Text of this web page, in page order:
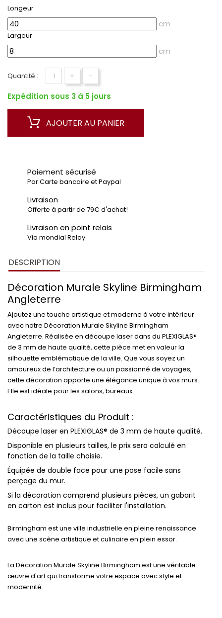
Longeur
cm
Largeur
cm
Quantité : +
-
Expédition sous 3 à 5 jours
AJOUTER AU PANIER
Paiement sécurisé
Par Carte bancaire et Paypal
Livraison
Offerte à partir de 79€ d'achat!
Livraison en point relais
Via mondial Relay
DESCRIPTION
Décoration Murale Skyline Birmingham
Angleterre
Ajoutez une touche artistique et moderne à votre intérieur
avec notre Décoration Murale Skyline Birmingham
Angleterre. Réalisée en découpe laserdans du PLEXIGLAS®
de 3 mm de haute qualité, cette pièce met en valeur la
silhouette emblématique de la ville. Que vous soyez un
amoureux de l’architecture ou un passionné de voyages,
cette décoration apporte une élégance unique à vos murs.
Elle est idéale pour les salons, bureaux ...
Caractéristiques du Produit :
Découpe laser en PLEXIGLAS® de 3 mm de haute qualité.
Disponible en plusieurs tailles, le prix sera calculé en
fonction de la taille choisie.
Équipée de double face pour une pose facile sans
perçage du mur.
Si la décoration comprend plusieurs pièces, un gabarit
en carton est inclus pour faciliter l'installation.
Birmingham est une ville industrielle en pleine renaissance
avec une scène artistique et culinaire en plein essor.
La Décoration Murale Skyline Birmingham est une véritable
œuvre d'art qui transforme votre espace avec style et
modernité.